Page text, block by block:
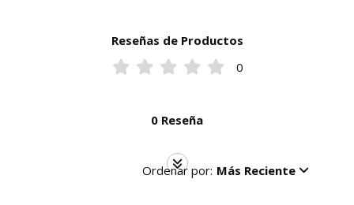
Reseñas de Productos
0
0 Reseña
Ordenar por: Más Reciente